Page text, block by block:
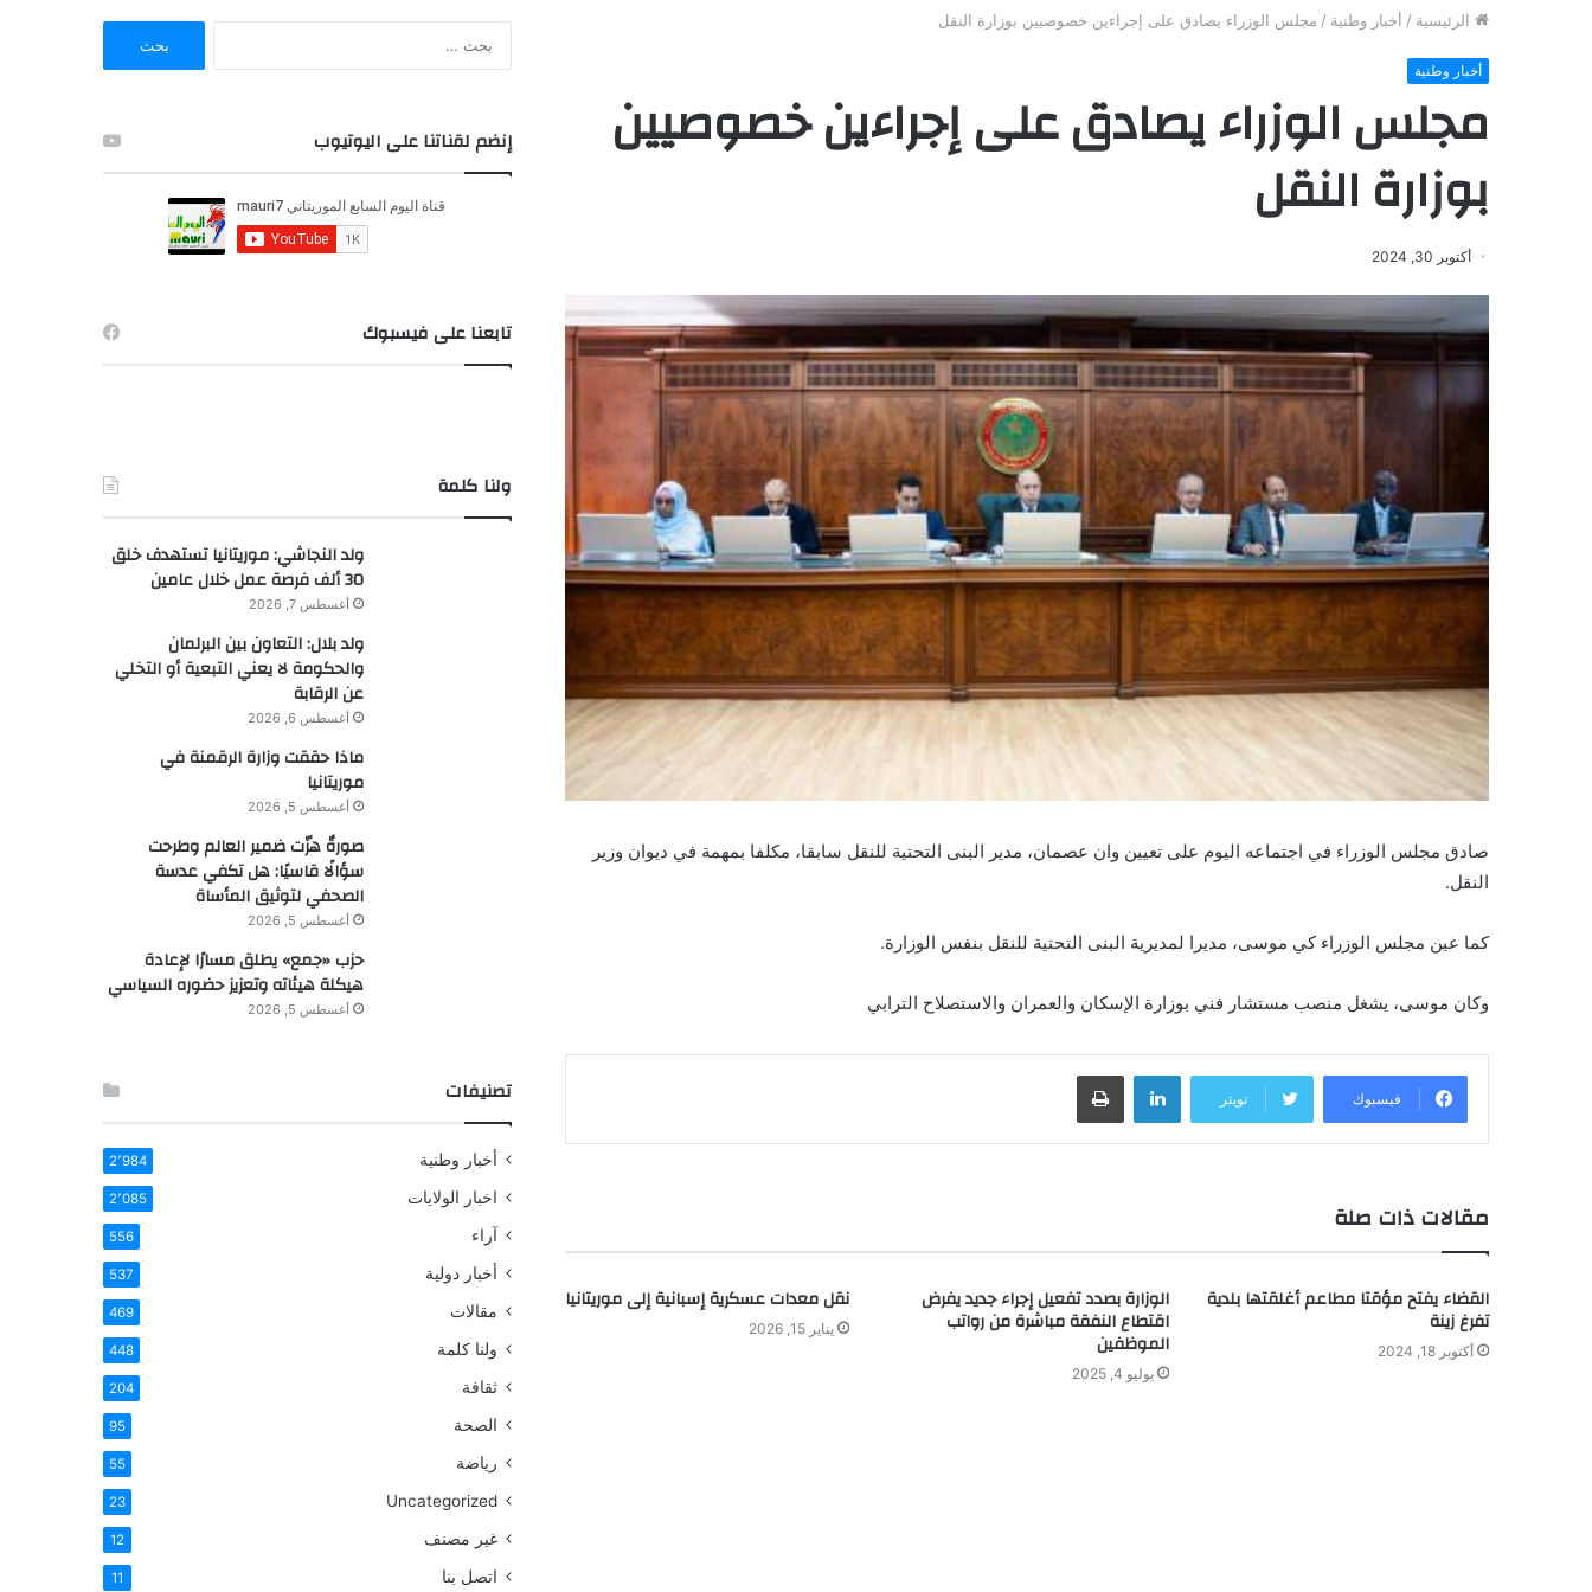
الرئيسية / أخبار وطنية / مجلس الوزراء يصادق على إجراءين خصوصيين بوزارة النقل
أخبار وطنية
مجلس الوزراء يصادق على إجراءين خصوصيين
بوزارة النقل
أكتوبر 30, 2024
صادق مجلس الوزراء في اجتماعه اليوم على تعيين وان عصمان، مدير البنى التحتية للنقل سابقا، مكلفا بمهمة في ديوان وزير
النقل.
كما عين مجلس الوزراء كي موسى، مديرا لمديرية البنى التحتية للنقل بنفس الوزارة.
وكان موسى، يشغل منصب مستشار فني بوزارة الإسكان والعمران والاستصلاح الترابي
فيسبوك تويتر
لينكدإن
مقالات ذات صلة
القضاء يفتح مؤقتا مطاعم أغلقتها بلدية
تفرغ زينة
أكتوبر 18, 2024
الوزارة بصدد تفعيل إجراء جديد يفرض
اقتطاع النفقة مباشرة من رواتب
الموظفين
يوليو 4, 2025
نقل معدات عسكرية إسبانية إلى موريتانيا
يناير 15, 2026
:
إنضم لقناتنا على اليوتيوب
تابعنا على فيسبوك
ولنا كلمة
ولد النجاشي: موريتانيا تستهدف خلق
30 ألف فرصة عمل خلال عامين
أغسطس 7, 2026
ولد بلال: التعاون بين البرلمان
والحكومة لا يعني التبعية أو التخلي
عن الرقابة
أغسطس 6, 2026
ماذا حققت وزارة الرقمنة في
موريتانيا
أغسطس 5, 2026
صورةٌ هزّت ضمير العالم وطرحت
سؤالًا قاسيًا: هل تكفي عدسة
الصحفي لتوثيق المأساة
أغسطس 5, 2026
حزب «جمع» يطلق مسارًا لإعادة
هيكلة هيئاته وتعزيز حضوره السياسي
أغسطس 5, 2026
تصنيفات
أخبار وطنية 2٬984
اخبار الولايات 2٬085
آراء 556
أخبار دولية 537
مقالات 469
ولنا كلمة 448
ثقافة 204
الصحة 95
رياضة 55
Uncategorized
23
غير مصنف 12
اتصل بنا 11